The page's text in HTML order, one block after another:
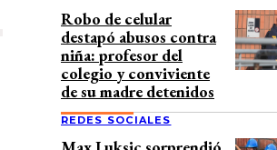
Robo de celular
destapó abusos contra
niña: profesor del
colegio y conviviente
de su madre detenidos
REDES SOCIALES